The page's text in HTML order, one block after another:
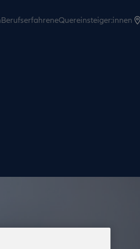
BerufserfahreneQuereinsteiger:innen